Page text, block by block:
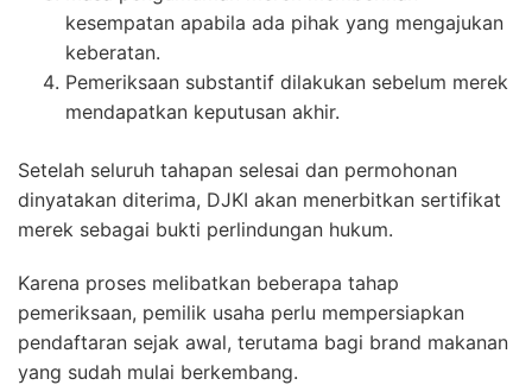
kesempatan apabila ada pihak yang mengajukan
keberatan.
Pemeriksaan substantif dilakukan sebelum merek
mendapatkan keputusan akhir.
Setelah seluruh tahapan selesai dan permohonan
dinyatakan diterima, DJKI akan menerbitkan sertifikat
merek sebagai bukti perlindungan hukum.
Karena proses melibatkan beberapa tahap
pemeriksaan, pemilik usaha perlu mempersiapkan
pendaftaran sejak awal, terutama bagi brand makanan
yang sudah mulai berkembang.